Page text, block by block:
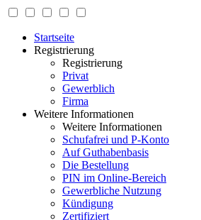
Startseite
Registrierung
Registrierung
Privat
Gewerblich
Firma
Weitere Informationen
Weitere Informationen
Schufafrei und P-Konto
Auf Guthabenbasis
Die Bestellung
PIN im Online-Bereich
Gewerbliche Nutzung
Kündigung
Zertifiziert